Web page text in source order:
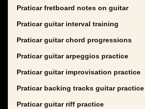
Praticar fretboard notes on guitar
Praticar guitar interval training
Praticar guitar chord progressions
Praticar guitar arpeggios practice
Praticar guitar improvisation practice
Praticar backing tracks guitar practice
Praticar guitar riff practice